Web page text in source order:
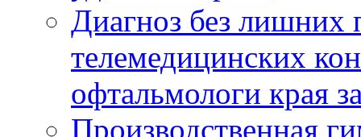
Диагноз без лишних
телемедицинских
офтальмологи края
Производственная